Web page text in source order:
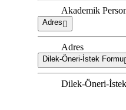
Akademik
Adres
Adres
Dilek-Öneri-İstek Formu
Dilek-Öneri-